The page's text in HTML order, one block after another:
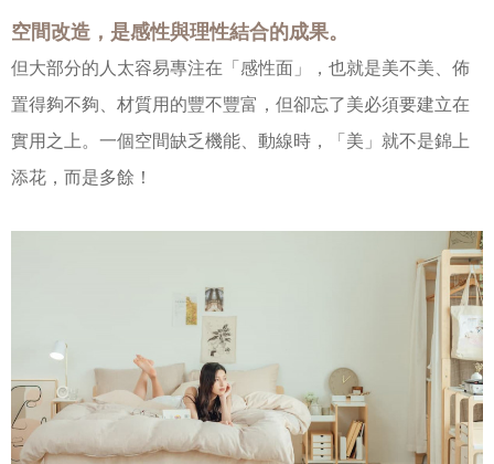
空間改造，是感性與理性結合的成果。
但大部分的人太容易專注在「感性面」，也就是美不美、佈
置得夠不夠、材質用的豐不豐富，但卻忘了美必須要建立在
實用之上。一個空間缺乏機能、動線時，「美」就不是錦上
添花，而是多餘！